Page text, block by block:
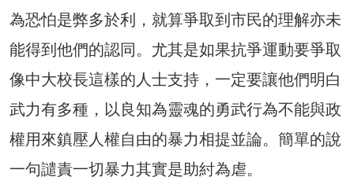
為恐怕是弊多於利，就算爭取到市民的理解亦未
能得到他們的認同。尤其是如果抗爭運動要爭取
像中大校長這樣的人士支持，一定要讓他們明白
武力有多種，以良知為靈魂的勇武行為不能與政
權用來鎮壓人權自由的暴力相提並論。簡單的說
一句譴責一切暴力其實是助紂為虐。